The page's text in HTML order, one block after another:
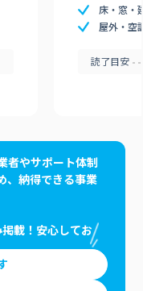
床・窓・
屋外・空
読了目安
者やサポート体制
、納得できる事業
載！安心してお